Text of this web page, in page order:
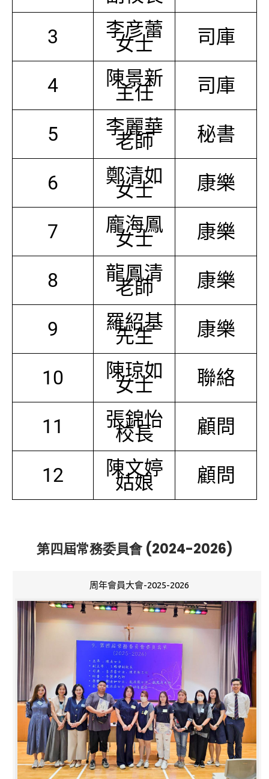
3 李彦蕾
女士 司庫
4 陳景新
主任 司庫
5 李麗華
老師 秘書
6 鄭清如
女士 康樂
7 龐海鳳
女士 康樂
8 龍鳳清
老師 康樂
9 羅紹基
先生 康樂
10 陳琼如
女士 聯絡
11 張錦怡
校長 顧問
12 陳文婷
姑娘 顧問
第四屆常務委員會 (2024-2026)
周年會員大會-2025-2026